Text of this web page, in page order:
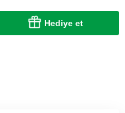
Hediye et